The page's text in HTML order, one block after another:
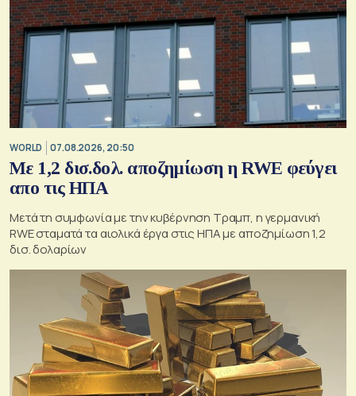
WORLD 07.08.2026, 20:50
Με 1,2 δισ.δολ. αποζημίωση η RWE φεύγει
απο τις ΗΠΑ
Μετά τη συμφωνία με την κυβέρνηση Τραμπ, η γερμανική
RWE σταματά τα αιολικά έργα στις ΗΠΑ με αποζημίωση 1,2
δισ. δολαρίων